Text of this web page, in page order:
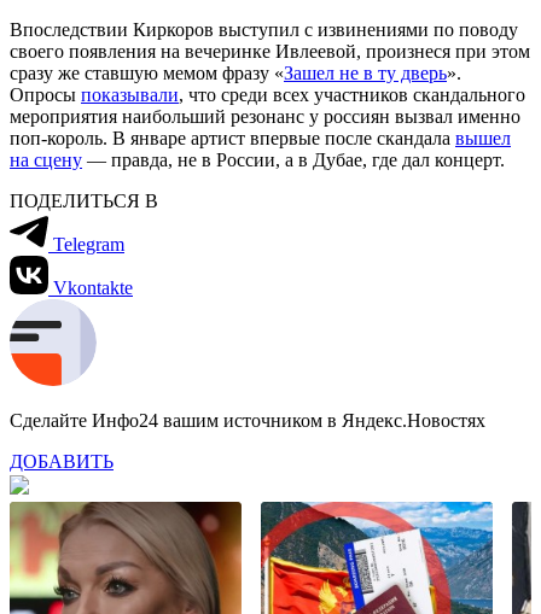
Впоследствии Киркоров выступил с извинениями по поводу
своего появления на вечеринке Ивлеевой, произнеся при этом
сразу же ставшую мемом фразу «Зашел не в ту дверь».
Опросы показывали, что среди всех участников скандального
мероприятия наибольший резонанс у россиян вызвал именно
поп-король. В январе артист впервые после скандала вышел
на сцену — правда, не в России, а в Дубае, где дал концерт.
ПОДЕЛИТЬСЯ В
Telegram
Vkontakte
Сделайте Инфо24 вашим источником в Яндекс.Новостях
ДОБАВИТЬ